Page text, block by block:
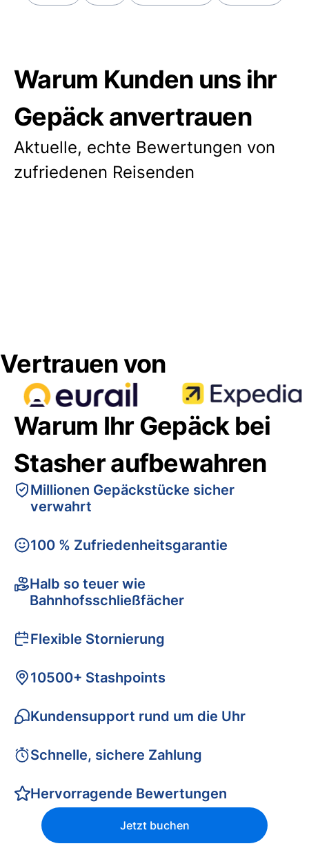
Warum Kunden uns ihr
Gepäck anvertrauen
Aktuelle, echte Bewertungen von
zufriedenen Reisenden
Vertrauen von
Warum Ihr Gepäck bei
Stasher aufbewahren
Millionen Gepäckstücke sicher
verwahrt
100 % Zufriedenheitsgarantie
Halb so teuer wie
Bahnhofsschließfächer
Flexible Stornierung
10500+ Stashpoints
Kundensupport rund um die Uhr
Schnelle, sichere Zahlung
Hervorragende Bewertungen
Jetzt buchen